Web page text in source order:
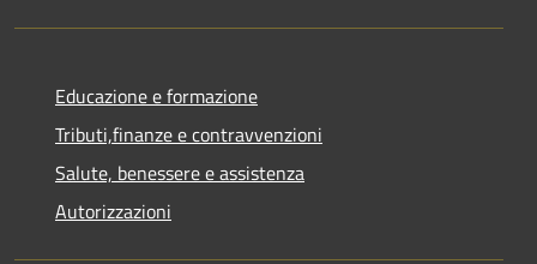
Educazione e formazione
Tributi,finanze e contravvenzioni
Salute, benessere e assistenza
Autorizzazioni